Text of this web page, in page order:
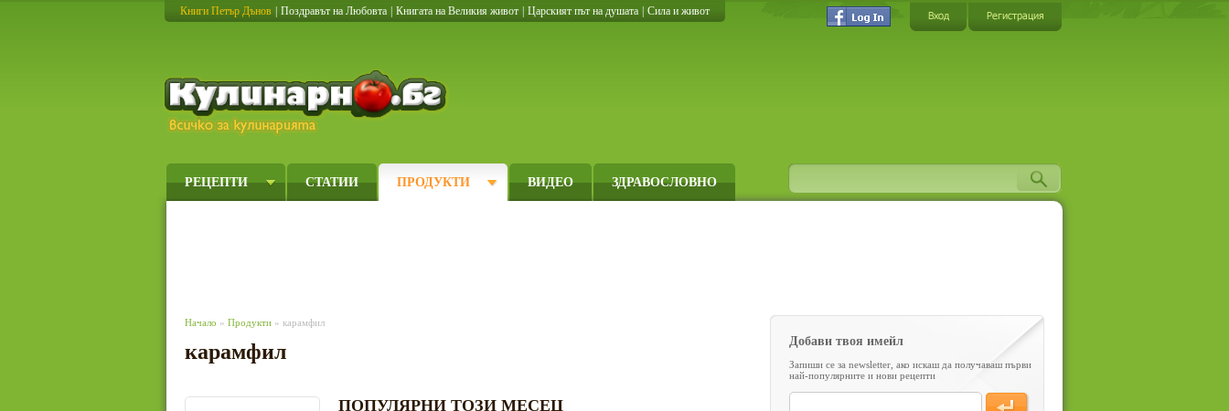
Книги Петър Дънов Поздравът на Любовта Книгата на Великия живот Царският път на душата Сила и живот
РЕЦЕПТИ СТАТИИ ПРОДУКТИ ВИДЕО ЗДРАВОСЛОВНО
Начало » Продукти » карамфил
карамфил
ПОПУЛЯРНИ ТОЗИ МЕСЕЦ
Добави твоя имейл
Запиши се за newsletter, ако искаш да получаваш първи
най-популярните и нови рецепти